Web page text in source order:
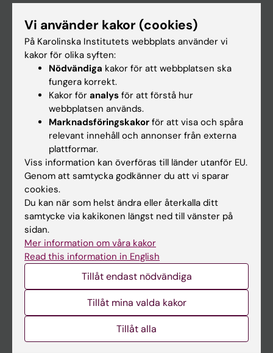
Huvudmeny
Utbildning
Forskarutbildning
Forskning
På gång
Nyheter
Kalender
Student
Ladok
Studentmejlen
Kurs- och programwebbar
Vi använder kakor (cookies)
På Karolinska Institutets webbplats använder vi
kakor för olika syften:
Nödvändiga kakor för att webbplatsen ska
fungera korrekt.
Kakor för analys för att förstå hur
webbplatsen används.
Marknadsföringskakor för att visa och spåra
relevant innehåll och annonser från externa
plattformar.
Viss information kan överföras till länder utanför EU.
Genom att samtycka godkänner du att vi sparar
cookies.
Du kan när som helst ändra eller återkalla ditt
samtycke via kakikonen längst ned till vänster på
sidan.
Mer information om våra kakor
Read this information in English
Tillåt endast nödvändiga
Tillåt mina valda kakor
Tillåt alla